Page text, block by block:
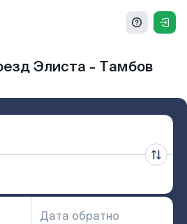
Элиста - Тамбов